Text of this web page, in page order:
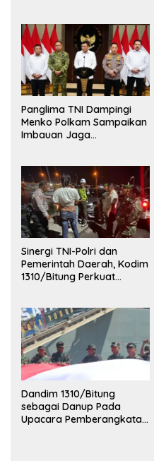
Panglima TNI Dampingi
Menko Polkam Sampaikan
Imbauan Jaga
Sinergi TNI-Polri dan
Pemerintah Daerah, Kodim
1310/Bitung Perkuat
Dandim 1310/Bitung
sebagai Danup Pada
Upacara Pemberangkatan